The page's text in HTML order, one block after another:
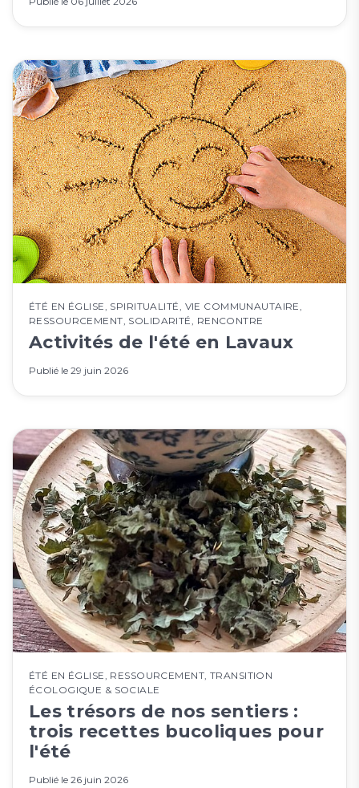
ÉTÉ EN ÉGLISE, SPIRITUALITÉ, VIE COMMUNAUTAIRE,
RESSOURCEMENT, SOLIDARITÉ, RENCONTRE
Activités de l'été en Lavaux
Publié le 29 juin 2026
ÉTÉ EN ÉGLISE, RESSOURCEMENT, TRANSITION
ÉCOLOGIQUE & SOCIALE
Les trésors de nos sentiers :
trois recettes bucoliques pour
l'été
Publié le 26 juin 2026